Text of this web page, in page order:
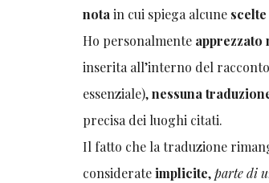
notain cui spiega alcune
Ho personalmente apprezzato
inserita all’interno del
essenziale),nessuna
precisa dei luoghi citati.
Il fatto che la traduzione
considerateimplicite,parte di